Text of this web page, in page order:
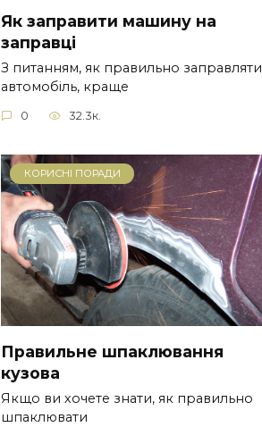
Як заправити машину на
заправці
З питанням, як правильно заправляти
автомобіль, краще
0 32.3к.
КОРИСНІ ПОРАДИ
Правильне шпаклювання
кузова
Якщо ви хочете знати, як правильно
шпаклювати